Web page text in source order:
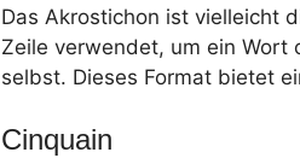
Das Akrostichon ist vielleicht
Zeile verwendet, um ein
selbst. Dieses Format bietet
Cinquain